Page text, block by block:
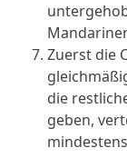
Zuerst die
die
geben,